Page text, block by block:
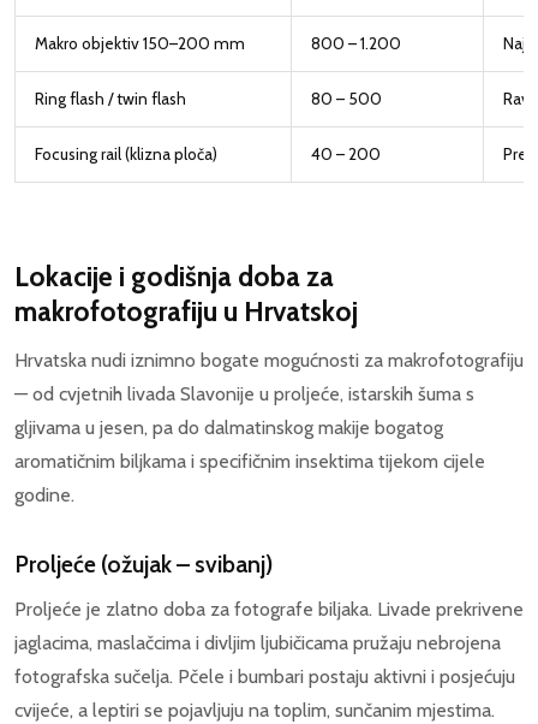
Makro objektiv 150–200 mm 800 – 1.200
Ring flash / twin flash 80 – 500
Focusing rail (klizna ploča) 40 – 200
Lokacije i godišnja doba za
makrofotografiju u Hrvatskoj
Hrvatska nudi iznimno bogate mogućnosti za makrofotografiju
— od cvjetnih livada Slavonije u proljeće, istarskih šuma s
gljivama u jesen, pa do dalmatinskog makije bogatog
aromatičnim biljkama i specifičnim insektima tijekom cijele
godine.
Proljeće (ožujak – svibanj)
Proljeće je zlatno doba za fotografe biljaka. Livade prekrivene
jaglacima, maslačcima i divljim ljubičicama pružaju nebrojena
fotografska sučelja. Pčele i bumbari postaju aktivni i posjećuju
cvijeće, a leptiri se pojavljuju na toplim, sunčanim mjestima.